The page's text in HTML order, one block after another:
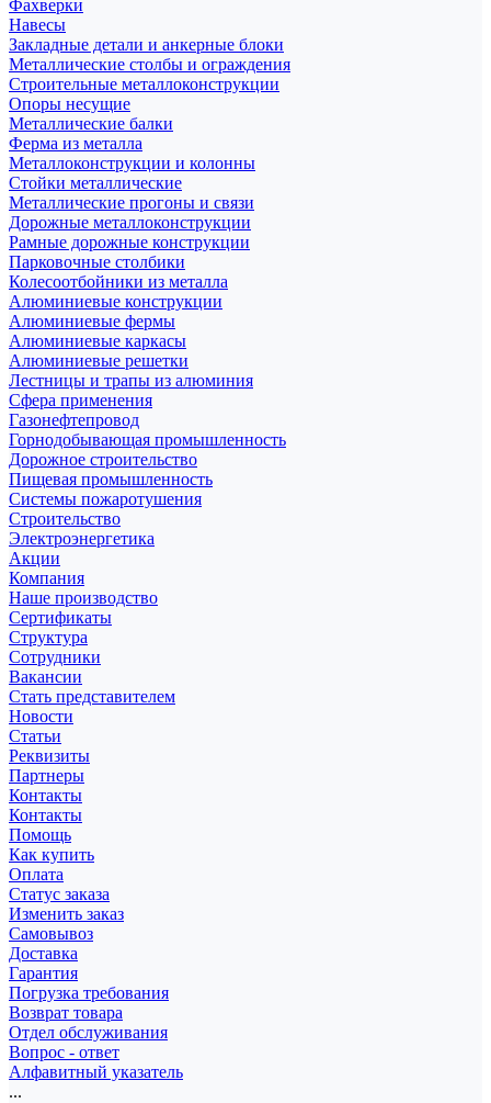
Фахверки
Навесы
Закладные детали и анкерные блоки
Металлические столбы и ограждения
Строительные металлоконструкции
Опоры несущие
Металлические балки
Ферма из металла
Металлоконструкции и колонны
Стойки металлические
Металлические прогоны и связи
Дорожные металлоконструкции
Рамные дорожные конструкции
Парковочные столбики
Колесоотбойники из металла
Алюминиевые конструкции
Алюминиевые фермы
Алюминиевые каркасы
Алюминиевые решетки
Лестницы и трапы из алюминия
Сфера применения
Газонефтепровод
Горнодобывающая промышленность
Дорожное строительство
Пищевая промышленность
Системы пожаротушения
Строительство
Электроэнергетика
Акции
Компания
Наше производство
Сертификаты
Структура
Сотрудники
Вакансии
Стать представителем
Новости
Статьи
Реквизиты
Партнеры
Контакты
Контакты
Помощь
Как купить
Оплата
Статус заказа
Изменить заказ
Самовывоз
Доставка
Гарантия
Погрузка требования
Возврат товара
Отдел обслуживания
Вопрос - ответ
Алфавитный указатель
...